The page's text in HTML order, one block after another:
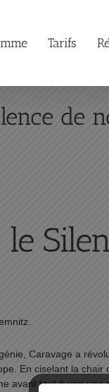
Tarifs
de
Caravage a
En ciselant la
avant tout à voir